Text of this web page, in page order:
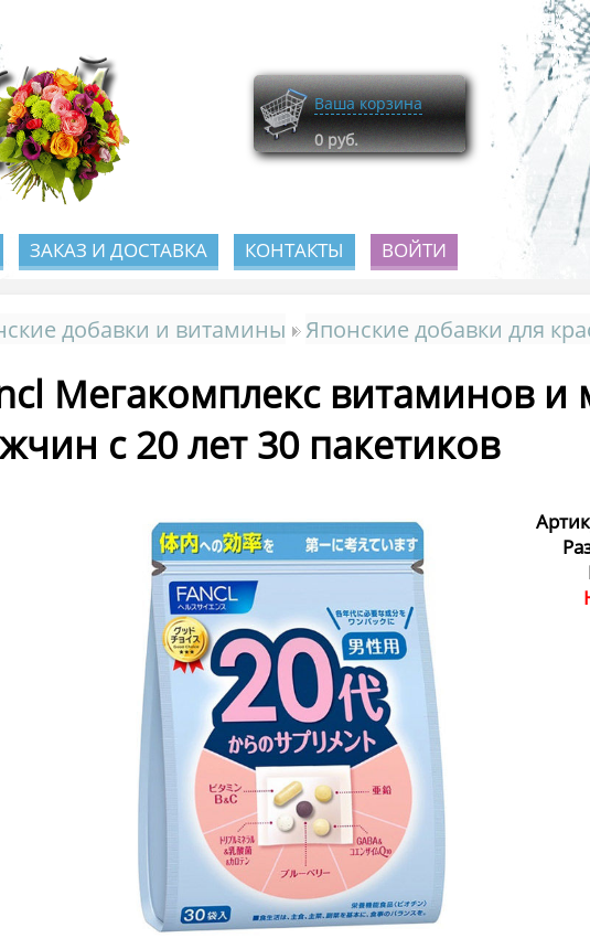
Ваша корзина
0 руб.
ЗАКАЗ И ДОСТАВКА КОНТАКТЫ ВОЙТИ
добавки и витамины Японские добавки для
Мегакомплекс витаминов и
с 20 лет 30 пакетиков